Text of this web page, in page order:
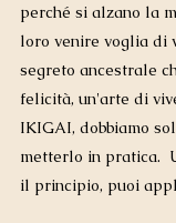
perché si alzano la
loro venire voglia di
segreto ancestrale
felicità, un'arte di
IKIGAI, dobbiamo
metterlo in pratica.
il principio, puoi